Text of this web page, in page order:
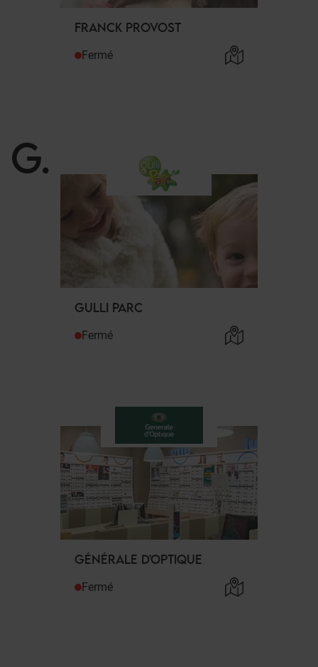
FRANCK PROVOST
Fermé
G.
GULLI PARC
Fermé
GÉNÉRALE D'OPTIQUE
Fermé